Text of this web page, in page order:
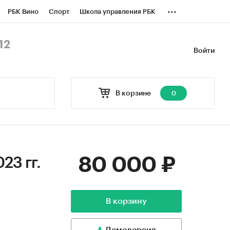
РБК Вино Спорт Школа управления РБК ...
Войти
В корзине 0
гг. 80 000 ₽
В корзину